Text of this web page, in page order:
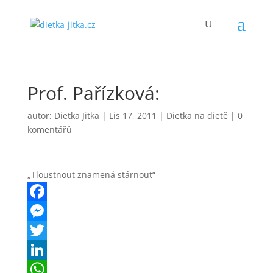
Prof. Pařízková:
autor: Dietka Jitka | Lis 17, 2011 | Dietka na dietě | 0
komentářů
„Tloustnout znamená stárnout“
F
a
c
e
M
e
s
T
w
L